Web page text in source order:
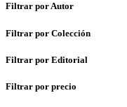
Filtrar por Autor
Filtrar por Colección
Filtrar por Editorial
Filtrar por precio